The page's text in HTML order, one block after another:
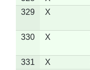
329
X
330 X
331 X